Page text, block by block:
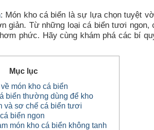
: Món kho cá biển là sự lựa chọn tuyệt
giản. Từ những loại cá biển tươi
phức. Hãy cùng khám phá các bí
Mục lục
món kho cá biển
biển thường dùng để kho
và sơ chế cá biển tươi
biển ngon
món kho cá biển không tanh